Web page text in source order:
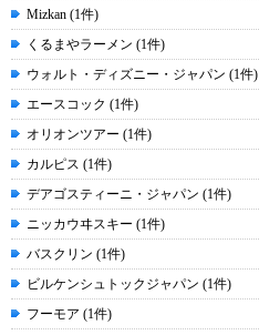
Mizkan (1件)
くるまやラーメン (1件)
ウォルト・ディズニー・ジャパン (1件)
エースコック (1件)
オリオンツアー (1件)
カルピス (1件)
デアゴスティーニ・ジャパン (1件)
ニッカウヰスキー (1件)
バスクリン (1件)
ビルケンシュトックジャパン (1件)
フーモア (1件)